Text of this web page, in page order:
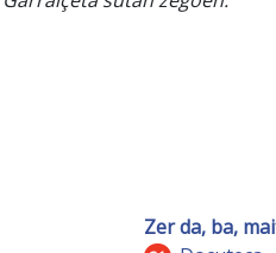
Zer da, ba,